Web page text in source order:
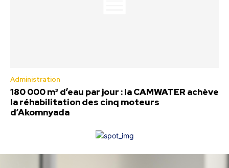
Administration
180 000 m³ d’eau par jour : la CAMWATER achève
la réhabilitation des cinq moteurs
d’Akomnyada